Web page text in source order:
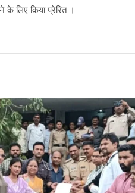
के लिए किया प्रेरित ।